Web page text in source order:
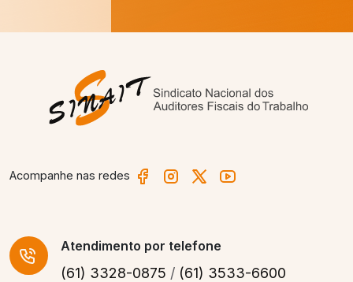
Acompanhe nas redes
Atendimento por telefone
(61) 3328-0875 / (61) 3533-6600